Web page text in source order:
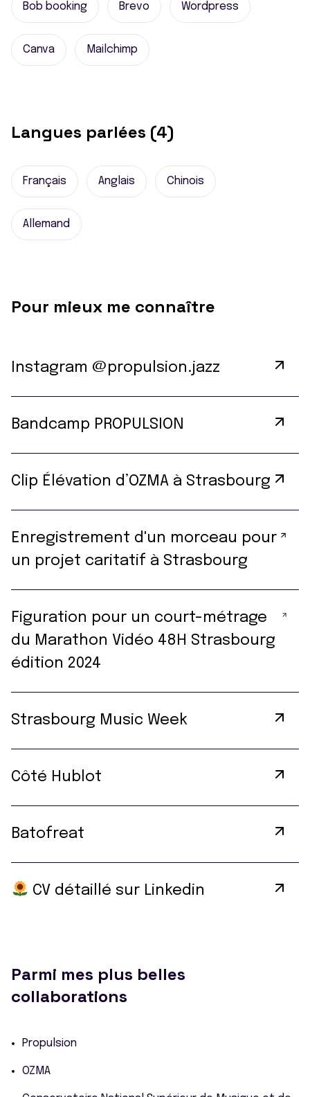
Bob booking Brevo Wordpress
Canva Mailchimp
Langues parlées (4)
Français Anglais Chinois
Allemand
Pour mieux me connaître
Instagram @propulsion.jazz
Bandcamp PROPULSION
Clip Élévation d’OZMA à Strasbourg
Enregistrement d'un morceau pour
un projet caritatif à Strasbourg
Figuration pour un court-métrage
du Marathon Vidéo 48H Strasbourg
édition 2024
Strasbourg Music Week
Côté Hublot
Batofreat
CV détaillé sur Linkedin
Parmi mes plus belles
collaborations
Propulsion
OZMA